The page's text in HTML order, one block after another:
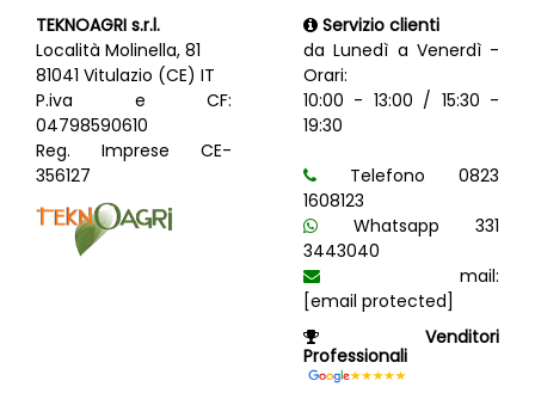
TEKNOAGRI s.r.l.
Località Molinella, 81
81041 Vitulazio (CE) IT
P.iva e CF:
04798590610
Reg. Imprese CE-
356127
Servizio clienti
da Lunedì a Venerdì -
Orari:
10:00 - 13:00 / 15:30 -
19:30
Telefono 0823
1608123
Whatsapp 331
3443040
mail:
[email protected]
Venditori
Professionali